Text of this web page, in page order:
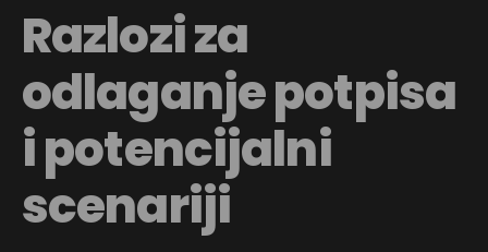
Razlozi za
odlaganje potpisa
i potencijalni
scenariji